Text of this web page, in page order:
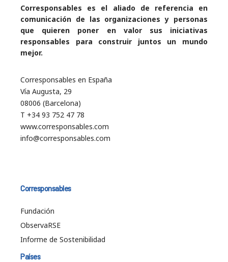
Corresponsables es el aliado de referencia en
comunicación de las organizaciones y personas
que quieren poner en valor sus iniciativas
responsables para construir juntos un mundo
mejor.
Corresponsables en España
Vía Augusta, 29
08006 (Barcelona)
T +34 93 752 47 78
www.corresponsables.com
info@corresponsables.com
Corresponsables
Fundación
ObservaRSE
Informe de Sostenibilidad
Países